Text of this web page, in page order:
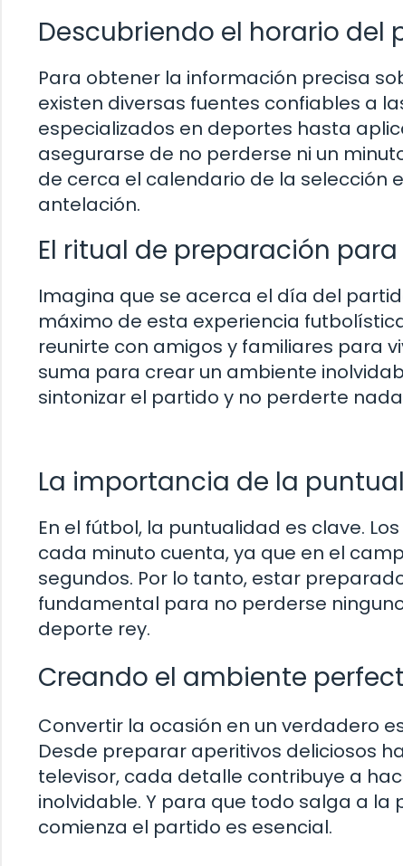
Descubriendo el horario del
Para obtener la información precisa
existen diversas fuentes confiables a
especializados en deportes hasta
asegurarse de no perderse ni un
de cerca el calendario de la selección
antelación.
El ritual de preparación
Imagina que se acerca el día del
máximo de esta experiencia
reunirte con amigos y familiares para
suma para crear un ambiente
sintonizar el partido y no perderte
La importancia de la
En el fútbol, la puntualidad es clave.
cada minuto cuenta, ya que en el
segundos. Por lo tanto, estar
fundamental para no perderse
deporte rey.
Creando el ambiente
Convertir la ocasión en un verdadero
Desde preparar aperitivos deliciosos
televisor, cada detalle contribuye a
inolvidable. Y para que todo salga a
comienza el partido es esencial.